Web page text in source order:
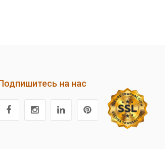
на нас